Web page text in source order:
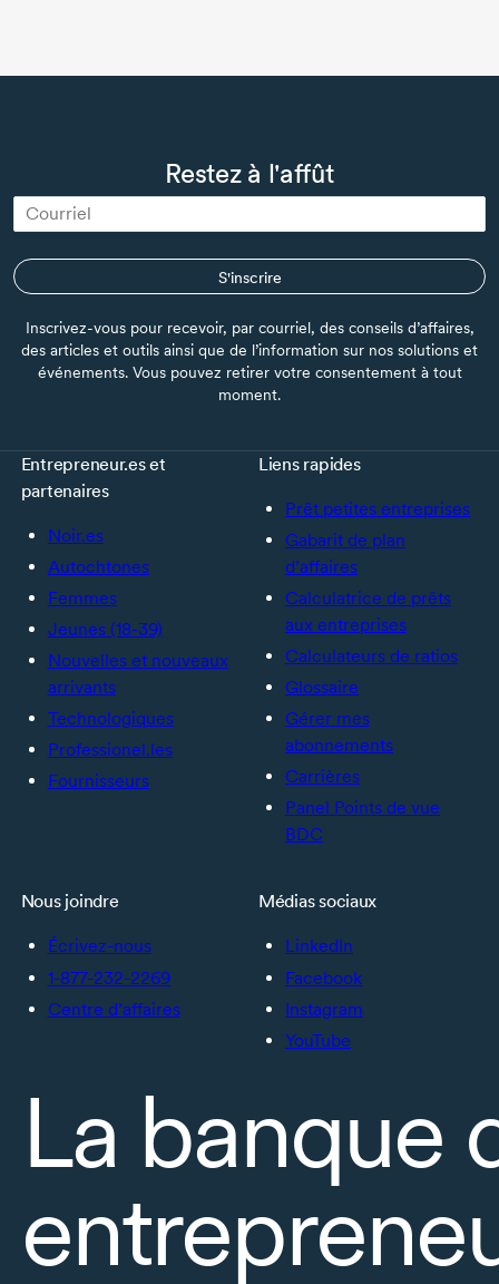
Restez à l'affût
S'inscrire
Inscrivez-vous pour recevoir, par courriel, des conseils d’affaires,
des articles et outils ainsi que de l’information sur nos solutions et
événements. Vous pouvez retirer votre consentement à tout
moment.
Entrepreneur.es et
partenaires
Noir.es
Autochtones
Femmes
Jeunes (18-39)
Nouvelles et nouveaux
arrivants
Technologiques
Professionel.les
Fournisseurs
Liens rapides
Prêt petites entreprises
Gabarit de plan
d’affaires
Calculatrice de prêts
aux entreprises
Calculateurs de ratios
Glossaire
Gérer mes
abonnements
Carrières
Panel Points de vue
BDC
Nous joindre
Écrivez-nous
1-877-232-2269
Centre d’affaires
Médias sociaux
LinkedIn
Facebook
Instagram
YouTube
La banque